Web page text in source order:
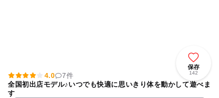
保存
142
4.0
7件
全国初出店モデル♪いつでも快適に思いきり体を動かして遊べま
す